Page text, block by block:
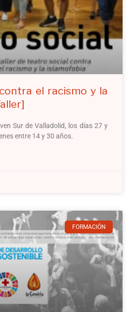
el racismo y la
Sur de Valladolid, los días 27 y
entre 14 y 30 años.
FORMACIÓN